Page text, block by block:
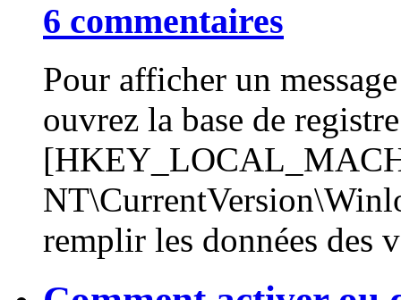
6 commentaires
Pour afficher un
ouvrez la base de
remplir les données des